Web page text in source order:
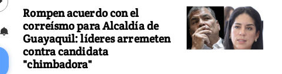
Rompen acuerdo con el
correísmo para Alcaldía de
Guayaquil: líderes arremeten
contra candidata
"chimbadora"